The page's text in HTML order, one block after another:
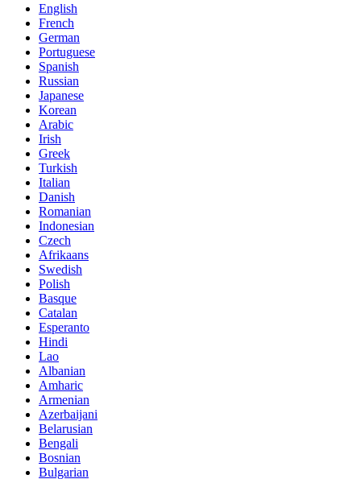
English
French
German
Portuguese
Spanish
Russian
Japanese
Korean
Arabic
Irish
Greek
Turkish
Italian
Danish
Romanian
Indonesian
Czech
Afrikaans
Swedish
Polish
Basque
Catalan
Esperanto
Hindi
Lao
Albanian
Amharic
Armenian
Azerbaijani
Belarusian
Bengali
Bosnian
Bulgarian